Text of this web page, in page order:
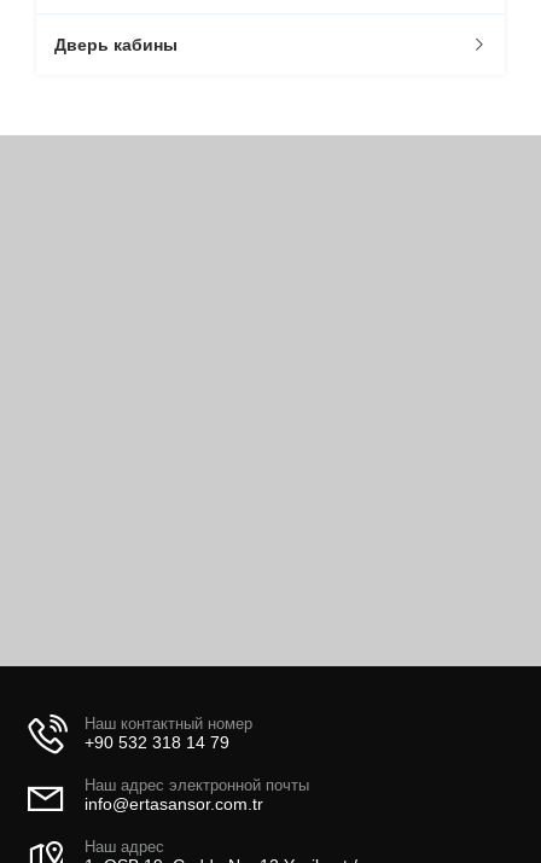
Дверь кабины
Наш контактный номер
+90 532 318 14 79
Наш адрес электронной почты
info@ertasansor.com.tr
Наш адрес